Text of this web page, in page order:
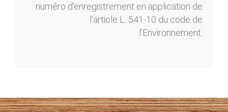
numéro d’enregistrement en application de
l’article L. 541-10 du code de
l’Environnement.